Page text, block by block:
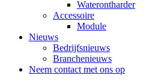
Waterontharder
Accessoire
Module
Nieuws
Bedrijfsnieuws
Branchenieuws
Neem contact met ons op